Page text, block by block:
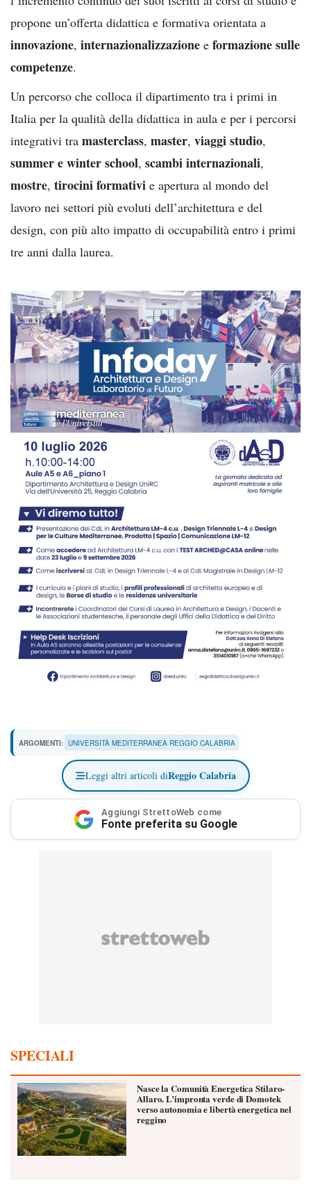
propone un’offerta didattica e formativa orientata a
innovazione, internazionalizzazione e formazione sulle
competenze.
Un percorso che colloca il dipartimento tra i primi in
Italia per la qualità della didattica in aula e per i percorsi
integrativi tra masterclass, master, viaggi studio,
summer e winter school, scambi internazionali,
mostre, tirocini formativi e apertura al mondo del
lavoro nei settori più evoluti dell’architettura e del
design, con più alto impatto di occupabilità entro i primi
tre anni dalla laurea.
ARGOMENTI: UNIVERSITÀ MEDITERRANEA REGGIO CALABRIA
Leggi altri articoli diReggio Calabria
Aggiungi StrettoWeb come
Fonte preferita su Google
SPECIALI
Nasce la Comunità Energetica Stilaro-
Allaro. L’impronta verde di Domotek
verso autonomia e libertà energetica nel
reggino